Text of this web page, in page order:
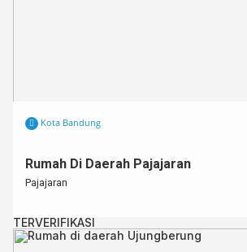
Kota Bandung
Rumah Di Daerah Pajajaran
Pajajaran
TERVERIFIKASI